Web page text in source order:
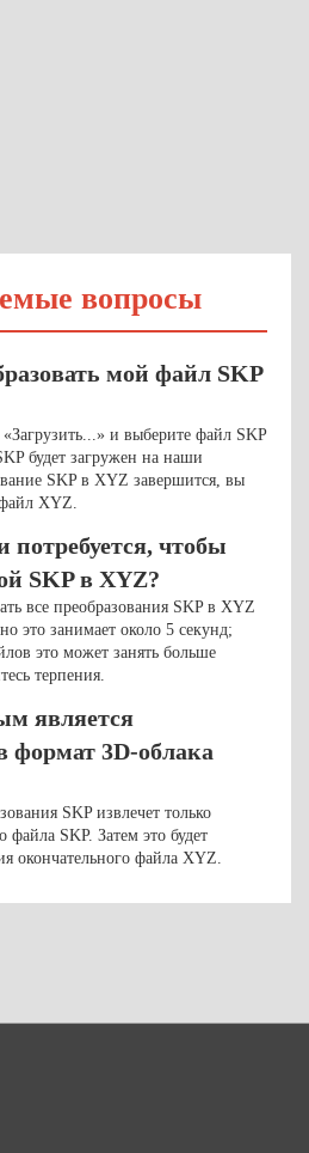
вопросы
мой файл SKP
и выберите файл SKP
будет загружен на наши
SKP в XYZ завершится, вы
файл XYZ.
чтобы
SKP в XYZ?
все преобразования SKP в XYZ
это занимает около 5 секунд;
это может занять больше
терпения.
является
формат 3D-облака
SKP извлечет только
SKP. Затем это будет
окончательного файла XYZ.